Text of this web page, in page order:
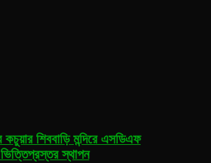
কচুয়ার শিববাড়ি মন্দিরে এসডিএফ
ভিত্তিপ্রস্তর স্থাপন